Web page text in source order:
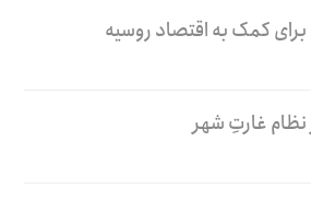
کمک به اقتصاد روسیه
غارتِ شهر